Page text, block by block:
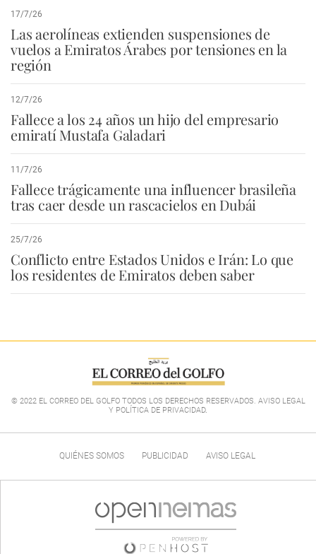
17/7/26
Las aerolíneas extienden suspensiones de
vuelos a Emiratos Árabes por tensiones en la
región
12/7/26
Fallece a los 24 años un hijo del empresario
emiratí Mustafa Galadari
11/7/26
Fallece trágicamente una influencer brasileña
tras caer desde un rascacielos en Dubái
25/7/26
Conflicto entre Estados Unidos e Irán: Lo que
los residentes de Emiratos deben saber
© 2022 EL CORREO DEL GOLFO TODOS LOS DERECHOS RESERVADOS. AVISO LEGAL
Y POLÍTICA DE PRIVACIDAD.
QUIÉNES SOMOS PUBLICIDAD AVISO LEGAL